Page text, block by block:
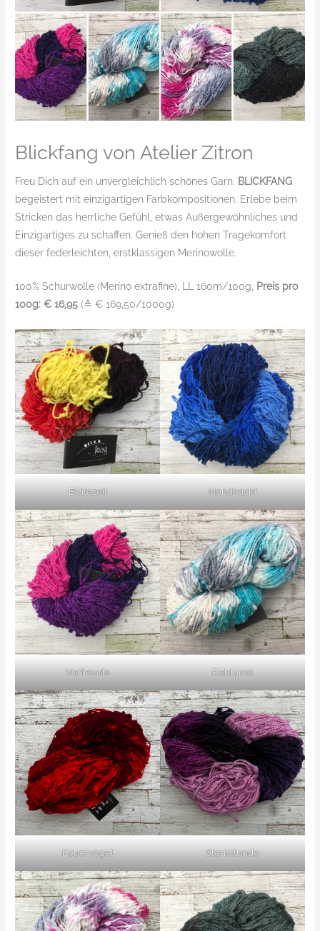
Blickfang von Atelier Zitron
Freu Dich auf ein unvergleichlich schönes Garn. BLICKFANG
begeistert mit einzigartigen Farbkompositionen. Erlebe beim
Stricken das herrliche Gefühl, etwas Außergewöhnliches und
Einzigartiges zu schaffen. Genieß den hohen Tragekomfort
dieser federleichten, erstklassigen Merinowolle.
100% Schurwolle (Merino extrafine), LL 160m/100g, Preis pro
100g: € 16,95 (≙ € 169,50/1000g)
Blütezeit Mondnacht
Vorfreude Eisblume
Feuervogel Sternstunde